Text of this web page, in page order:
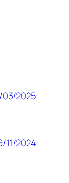
03/2025
11/2024